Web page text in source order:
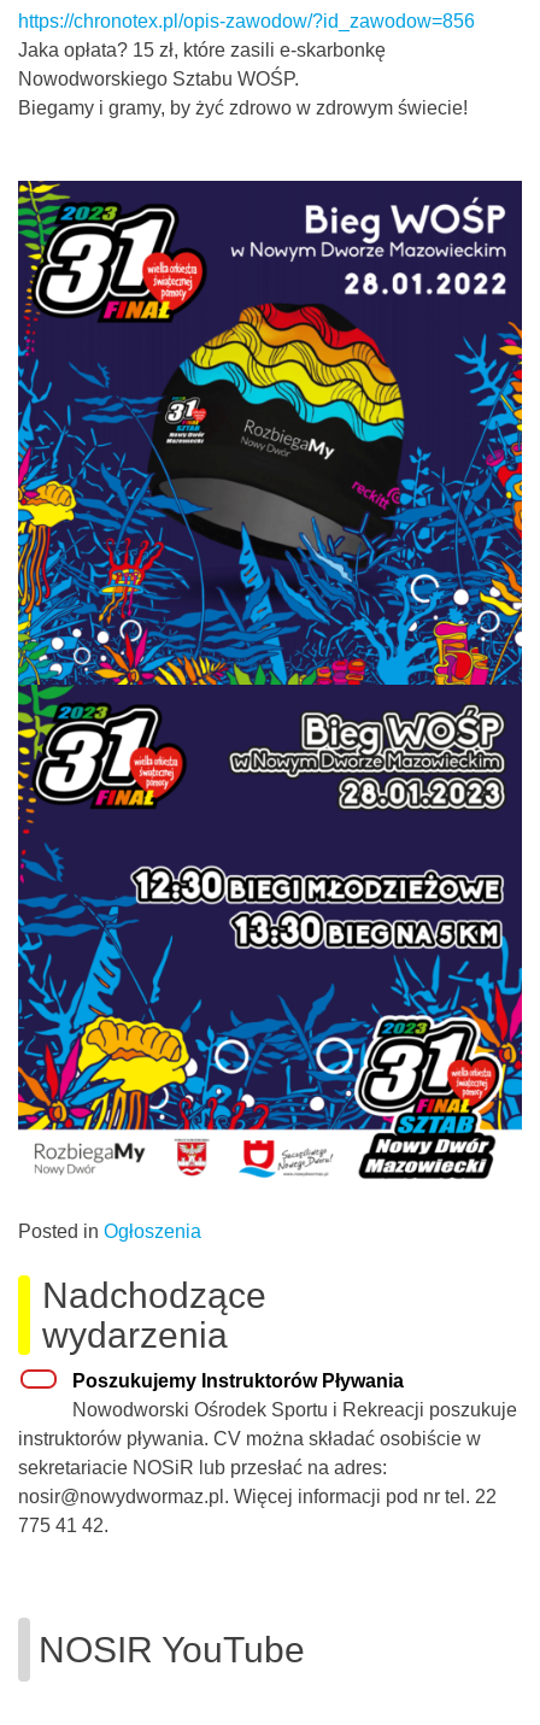
https://chronotex.pl/opis-zawodow/?id_zawodow=856
Jaka opłata? 15 zł, które zasili e-skarbonkę
Nowodworskiego Sztabu WOŚP.
Biegamy i gramy, by żyć zdrowo w zdrowym świecie!
Posted in Ogłoszenia
Nadchodzące
wydarzenia
Poszukujemy Instruktorów Pływania
Nowodworski Ośrodek Sportu i Rekreacji poszukuje
instruktorów pływania. CV można składać osobiście w
sekretariacie NOSiR lub przesłać na adres:
nosir@nowydwormaz.pl. Więcej informacji pod nr tel. 22
775 41 42.
NOSIR YouTube